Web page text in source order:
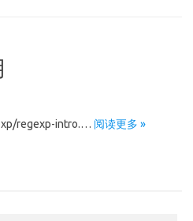
regexp-intro.… 阅读更多 »